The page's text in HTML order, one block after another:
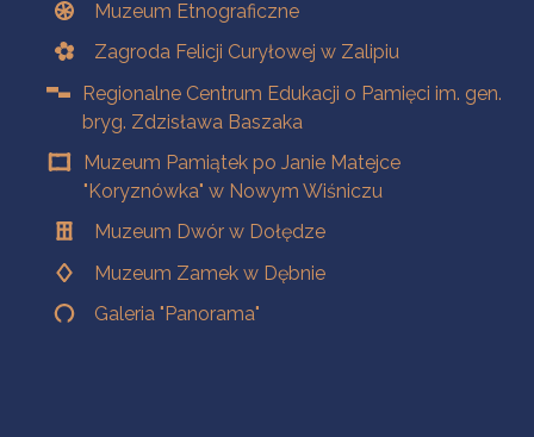
Muzeum Etnograficzne
Zagroda Felicji Curyłowej w Zalipiu
Regionalne Centrum Edukacji o Pamięci im. gen.
bryg. Zdzisława Baszaka
Muzeum Pamiątek po Janie Matejce
"Koryznówka" w Nowym Wiśniczu
Muzeum Dwór w Dołędze
Muzeum Zamek w Dębnie
Galeria "Panorama"